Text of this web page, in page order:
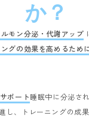
か？
モン分泌・代謝アップ
ングの効果を高めるため
ポート睡眠中に分泌さ
し、トレーニングの成果